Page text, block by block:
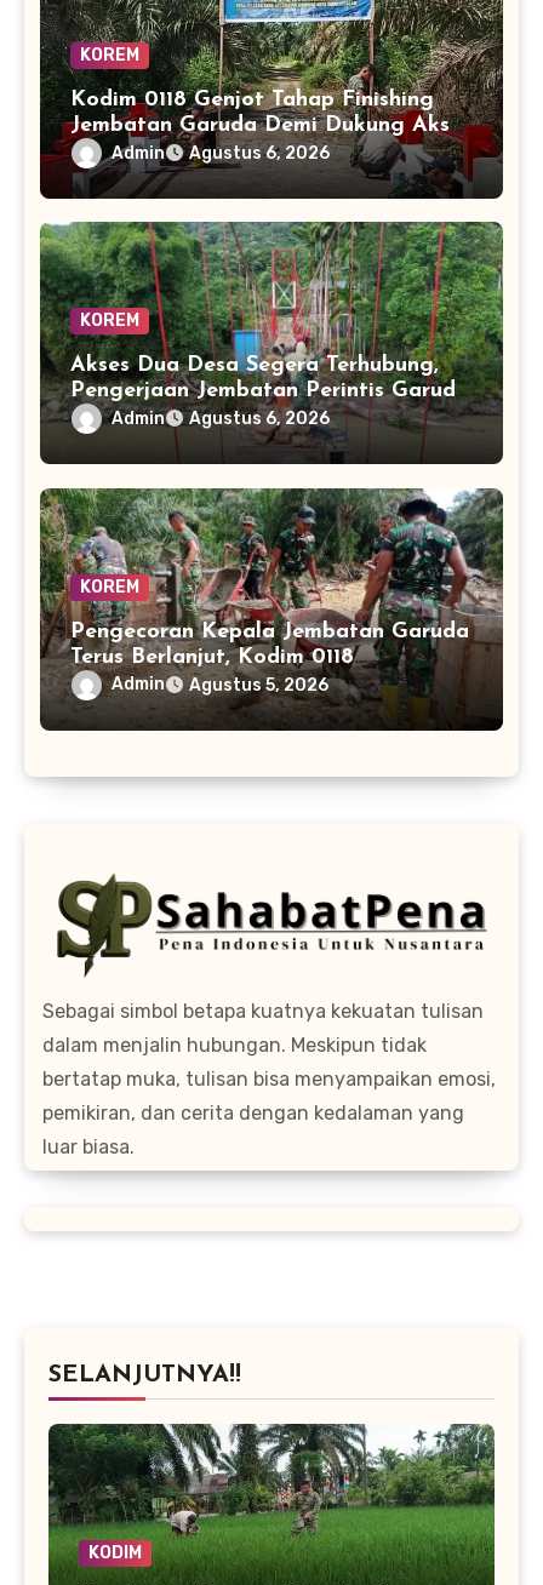
KOREM
Kodim 0118 Genjot Tahap Finishing
Jembatan Garuda Demi Dukung Akses
Ekonomi Masyarakat
Admin Agustus 6, 2026
KOREM
Akses Dua Desa Segera Terhubung,
Pengerjaan Jembatan Perintis Garuda
Masuki Tahap Akhir
Admin Agustus 6, 2026
KOREM
Pengecoran Kepala Jembatan Garuda
Terus Berlanjut, Kodim 0118
Optimalkan Pekerjaan
Admin Agustus 5, 2026
Sebagai simbol betapa kuatnya kekuatan tulisan
dalam menjalin hubungan. Meskipun tidak
bertatap muka, tulisan bisa menyampaikan emosi,
pemikiran, dan cerita dengan kedalaman yang
luar biasa.
SELANJUTNYA!!
KODIM